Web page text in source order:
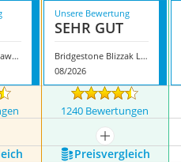
Firestone Winterhawk 4
Unsere Bewertung
SEHR GUT
Bridgestone Blizzak LM-005
08/2026
1240 Bewertungen
mehr anzeigen
Preis­vergleich